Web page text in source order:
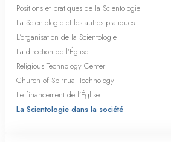
Positions et pratiques de la Scientologie
La Scientologie et les autres pratiques
L’organisation de la Scientologie
La direction de l’Église
Religious Technology Center
Church of Spiritual Technology
Le financement de l’Église
La Scientologie dans la société